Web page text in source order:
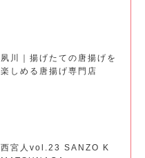
夙川｜揚げたての唐揚げを
楽しめる唐揚げ専門店
西宮人vol.23 SANZO K